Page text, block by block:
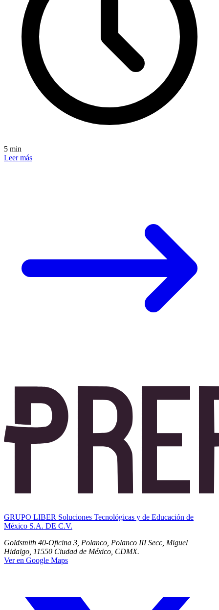
5 min
Leer más
GRUPO LIBER Soluciones Tecnológicas y de Educación de
México S.A. DE C.V.
Goldsmith 40-Oficina 3, Polanco, Polanco III Secc, Miguel
Hidalgo, 11550 Ciudad de México, CDMX.
Ver en Google Maps